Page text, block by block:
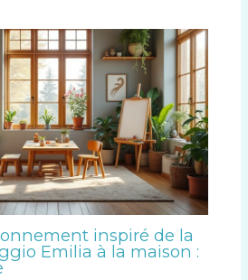
inspiré de la
Emilia à la maison :